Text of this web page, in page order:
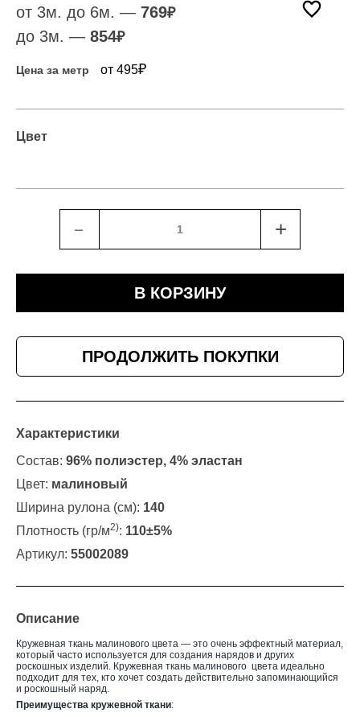
от 3м. до 6м. — 769₽
до 3м. — 854₽
Цена за метр от 495₽
Цвет
﹣ +
В КОРЗИНУ
ПРОДОЛЖИТЬ ПОКУПКИ
Характеристики
Состав: 96% полиэстер, 4% эластан
Цвет: малиновый
Ширина рулона (см): 140
Плотность (гр/м2): 110±5%
Артикул: 55002089
Описание
Кружевная ткань малинового цвета — это очень эффектный материал,
который часто используется для создания нарядов и других
роскошных изделий. Кружевная ткань малинового цвета идеально
подходит для тех, кто хочет создать действительно запоминающийся
и роскошный наряд.
Преимущества кружевной ткани: